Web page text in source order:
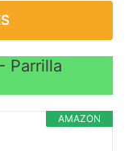
Parrilla
AMAZON